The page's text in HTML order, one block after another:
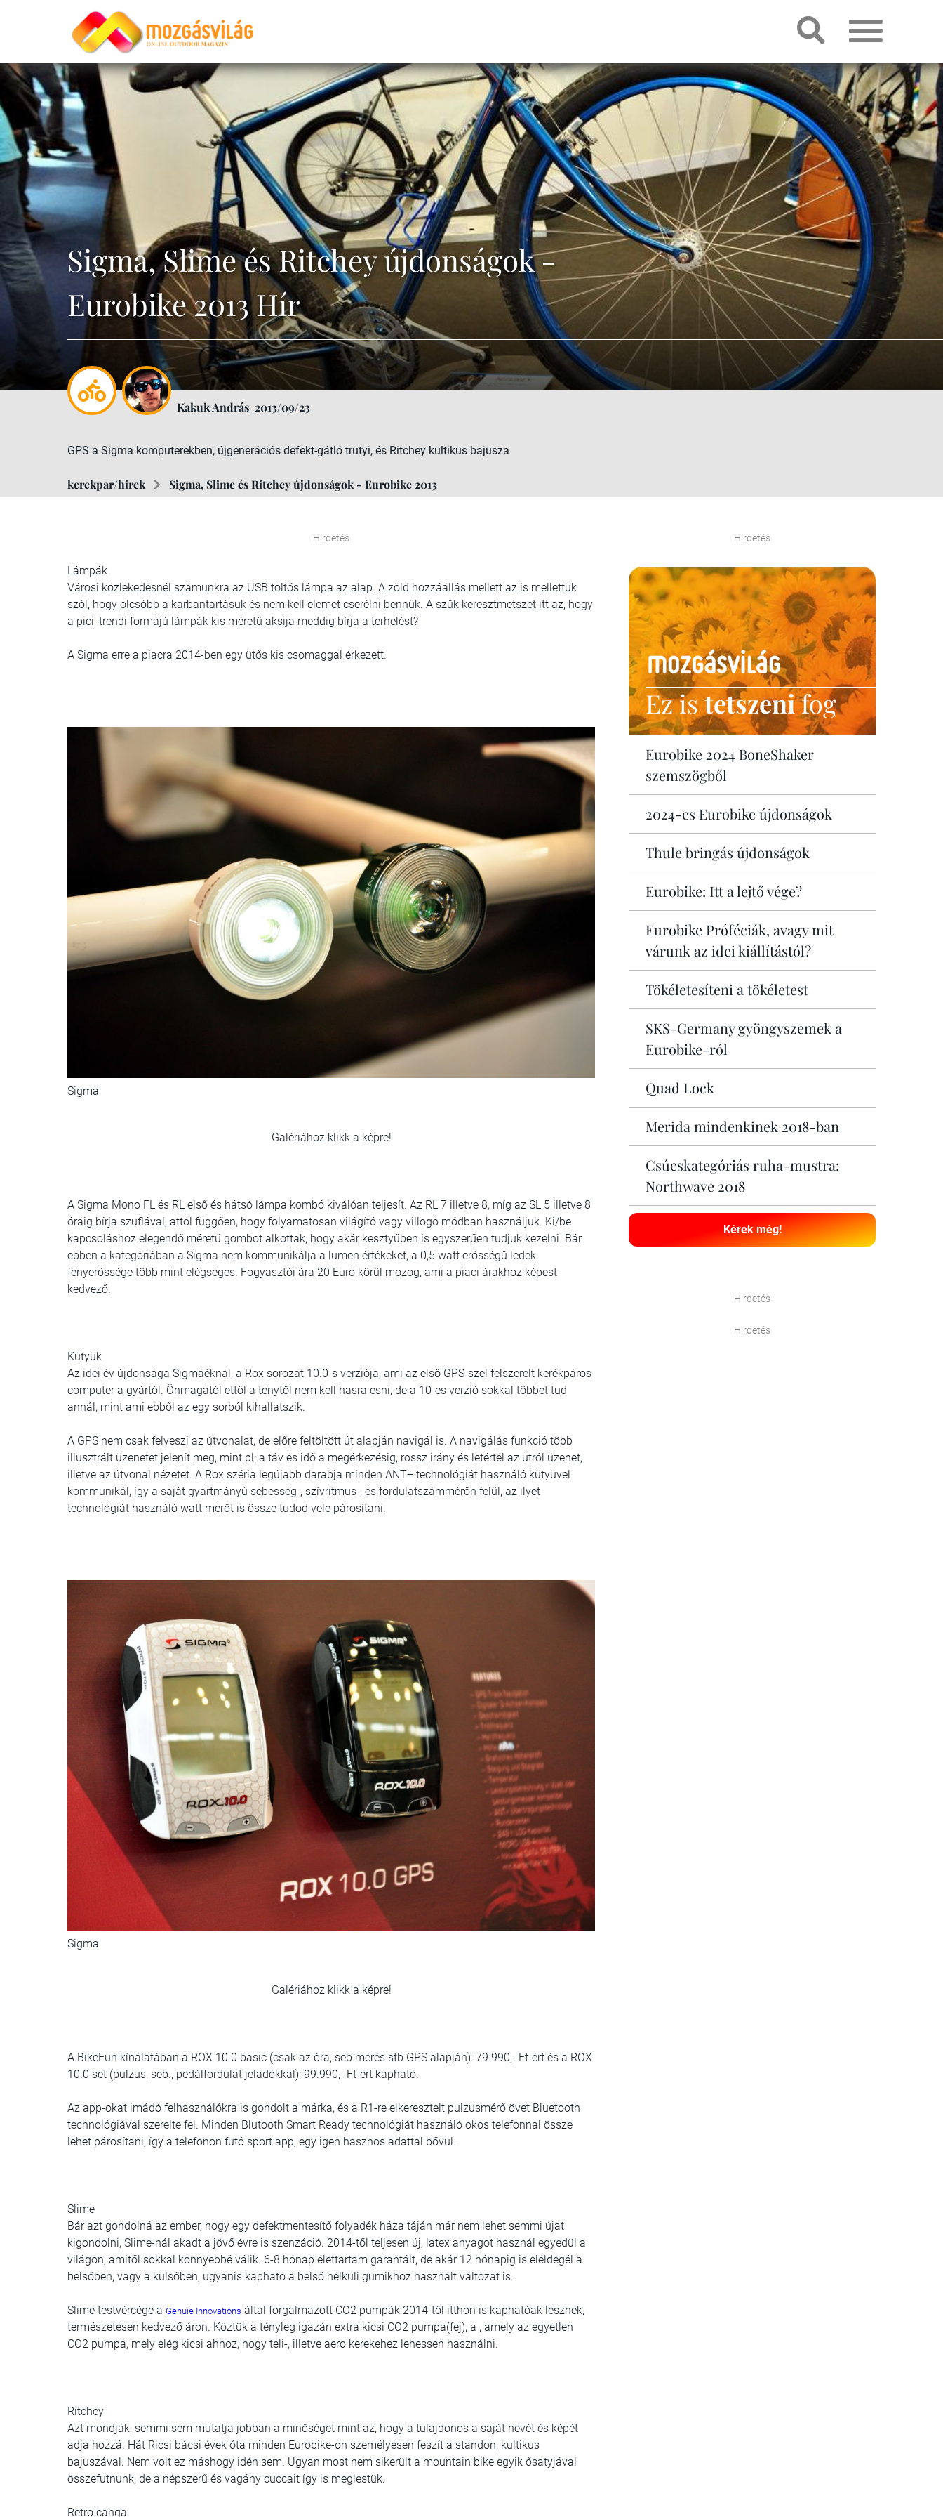
Sigma, Slime és Ritchey újdonságok -
Eurobike 2013 Hír
Kakuk András 2013/09/23
GPS a Sigma komputerekben, újgenerációs defekt-gátló trutyi, és Ritchey kultikus bajusza
kerekpar/hirek Sigma, Slime és Ritchey újdonságok - Eurobike 2013
Hirdetés
Lámpák
Városi közlekedésnél számunkra az USB töltős lámpa az alap. A zöld hozzáállás mellett az is mellettük
szól, hogy olcsóbb a karbantartásuk és nem kell elemet cserélni bennük. A szűk keresztmetszet itt az, hogy
a pici, trendi formájú lámpák kis méretű aksija meddig bírja a terhelést?
A Sigma erre a piacra 2014-ben egy ütős kis csomaggal érkezett.
Sigma
Galériához klikk a képre!
A Sigma Mono FL és RL első és hátsó lámpa kombó kiválóan teljesít. Az RL 7 illetve 8, míg az SL 5 illetve 8
óráig bírja szuflával, attól függően, hogy folyamatosan világító vagy villogó módban használjuk. Ki/be
kapcsoláshoz elegendő méretű gombot alkottak, hogy akár kesztyűben is egyszerűen tudjuk kezelni. Bár
ebben a kategóriában a Sigma nem kommunikálja a lumen értékeket, a 0,5 watt erősségű ledek
fényerőssége több mint elégséges. Fogyasztói ára 20 Euró körül mozog, ami a piaci árakhoz képest
kedvező.
Kütyük
Az idei év újdonsága Sigmáéknál, a Rox sorozat 10.0-s verziója, ami az első GPS-szel felszerelt kerékpáros
computer a gyártól. Önmagától ettől a ténytől nem kell hasra esni, de a 10-es verzió sokkal többet tud
annál, mint ami ebből az egy sorból kihallatszik.
A GPS nem csak felveszi az útvonalat, de előre feltöltött út alapján navigál is. A navigálás funkció több
illusztrált üzenetet jelenít meg, mint pl: a táv és idő a megérkezésig, rossz irány és letértél az útról üzenet,
illetve az útvonal nézetet. A Rox széria legújabb darabja minden ANT+ technológiát használó kütyüvel
kommunikál, így a saját gyártmányú sebesség-, szívritmus-, és fordulatszámmérőn felül, az ilyet
technológiát használó watt mérőt is össze tudod vele párosítani.
Sigma
Galériához klikk a képre!
A BikeFun kínálatában a ROX 10.0 basic (csak az óra, seb.mérés stb GPS alapján): 79.990,- Ft-ért és a ROX
10.0 set (pulzus, seb., pedálfordulat jeladókkal): 99.990,- Ft-ért kapható.
Az app-okat imádó felhasználókra is gondolt a márka, és a R1-re elkeresztelt pulzusmérő övet Bluetooth
technológiával szerelte fel. Minden Blutooth Smart Ready technológiát használó okos telefonnal össze
lehet párosítani, így a telefonon futó sport app, egy igen hasznos adattal bővül.
Slime
Bár azt gondolná az ember, hogy egy defektmentesítő folyadék háza táján már nem lehet semmi újat
kigondolni, Slime-nál akadt a jövő évre is szenzáció. 2014-től teljesen új, latex anyagot használ egyedül a
világon, amitől sokkal könnyebbé válik. 6-8 hónap élettartam garantált, de akár 12 hónapig is eléldegél a
belsőben, vagy a külsőben, ugyanis kapható a belső nélküli gumikhoz használt változat is.
Slime testvércége a Genuie Innovations által forgalmazott CO2 pumpák 2014-től itthon is kaphatóak lesznek,
természetesen kedvező áron. Köztük a tényleg igazán extra kicsi CO2 pumpa(fej), a , amely az egyetlen
CO2 pumpa, mely elég kicsi ahhoz, hogy teli-, illetve aero kerekehez lehessen használni.
Ritchey
Azt mondják, semmi sem mutatja jobban a minőséget mint az, hogy a tulajdonos a saját nevét és képét
adja hozzá. Hát Ricsi bácsi évek óta minden Eurobike-on személyesen feszít a standon, kultikus
bajuszával. Nem volt ez máshogy idén sem. Ugyan most nem sikerült a mountain bike egyik ősatyjával
összefutnunk, de a népszerű és vagány cuccait így is meglestük.
Retro canga
Hirdetés
Ez istetszenifog
Eurobike 2024 BoneShaker
szemszögből
2024-es Eurobike újdonságok
Thule bringás újdonságok
Eurobike: Itt a lejtő vége?
Eurobike Próféciák, avagy mit
várunk az idei kiállítástól?
Tökéletesíteni a tökéletest
SKS-Germany gyöngyszemek a
Eurobike-ról
Quad Lock
Merida mindenkinek 2018-ban
Csúcskategóriás ruha-mustra:
Northwave 2018
Kérek még!
Hirdetés
Hirdetés